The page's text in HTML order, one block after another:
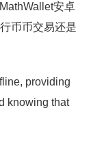
安卓
币币交易还是
providing
knowing that